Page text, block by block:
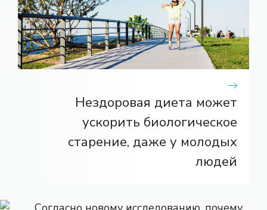
Нездоровая диета может
ускорить биологическое
старение, даже у молодых
людей